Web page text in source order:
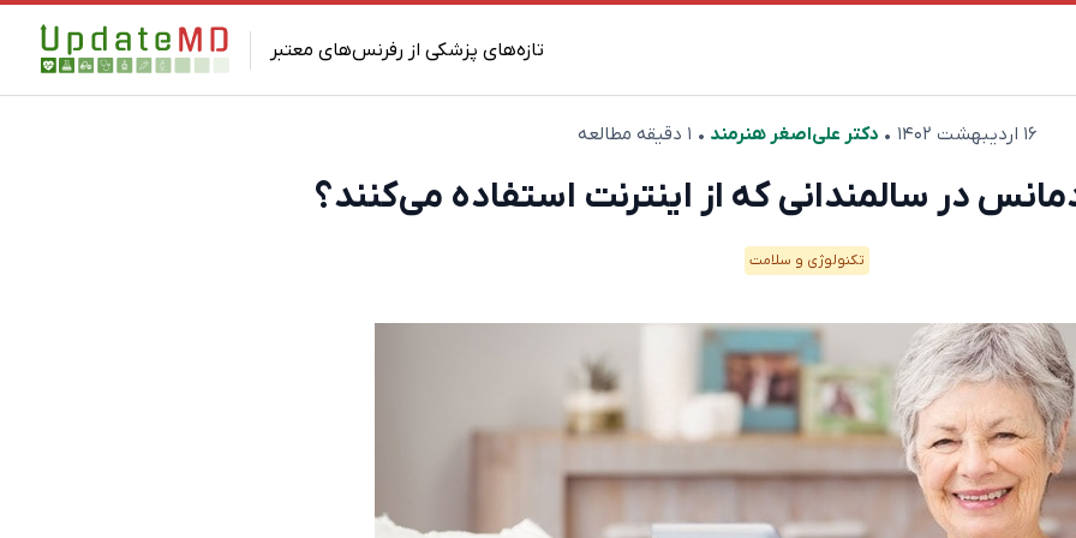
تازه‌های پزشکی از رفرنس‌های معتبر
۱۶ اردیبهشت ۱۴۰۲ •دکتر علی‌اصغر هنرمند • ۱ دقیقه مطالعه
در سالمندانی که از اینترنت استفاده می‌کنند؟
تکنولوژی و سلامت